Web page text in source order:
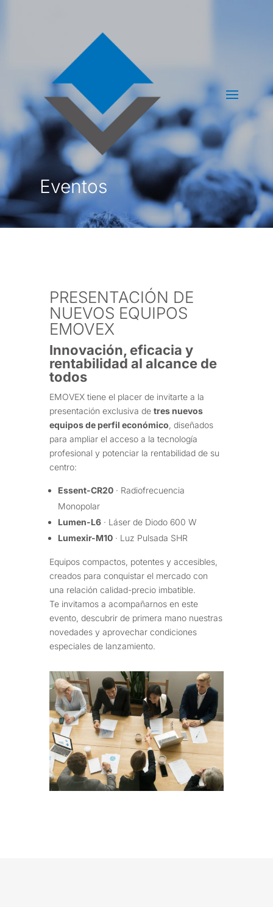
Eventos
PRESENTACIÓN DE
NUEVOS EQUIPOS
EMOVEX
Innovación, eficacia y
rentabilidad al alcance de
todos
EMOVEX tiene el placer de invitarte a la
presentación exclusiva de tres nuevos
equipos de perfil económico , diseñados
para ampliar el acceso a la tecnología
profesional y potenciar la rentabilidad de su
centro:
Essent-CR20· Radiofrecuencia
Monopolar
Lumen-L6· Láser de Diodo 600 W
Lumexir-M10· Luz Pulsada SHR
Equipos compactos, potentes y accesibles,
creados para conquistar el mercado con
una relación calidad-precio imbatible.
Te invitamos a acompañarnos en este
evento, descubrir de primera mano nuestras
novedades y aprovechar condiciones
especiales de lanzamiento.